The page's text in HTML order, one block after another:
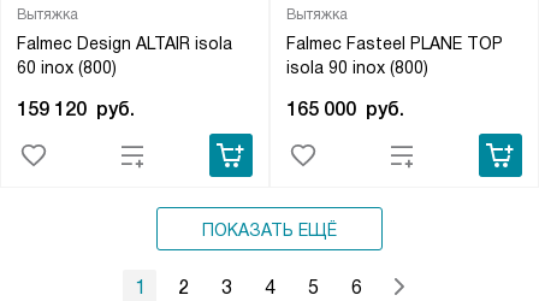
Вытяжка
Falmec Design ALTAIR isola
60 inox (800)
159 120 руб.
Вытяжка
Falmec Fasteel PLANE TOP
isola 90 inox (800)
165 000 руб.
ПОКАЗАТЬ ЕЩЁ
1 2 3 4 5 6